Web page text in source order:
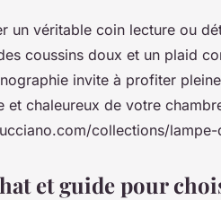
un véritable coin lecture ou
coussins doux et un plaid
invite à profiter
et chaleureux de votre
collections/
et guide pour